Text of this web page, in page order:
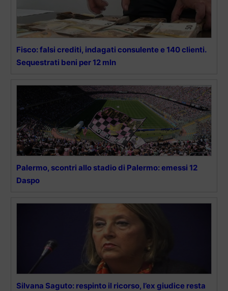
Fisco: falsi crediti, indagati consulente e 140 clienti.
Sequestrati beni per 12 mln
Palermo, scontri allo stadio di Palermo: emessi 12
Daspo
Silvana Saguto: respinto il ricorso, l’ex giudice resta